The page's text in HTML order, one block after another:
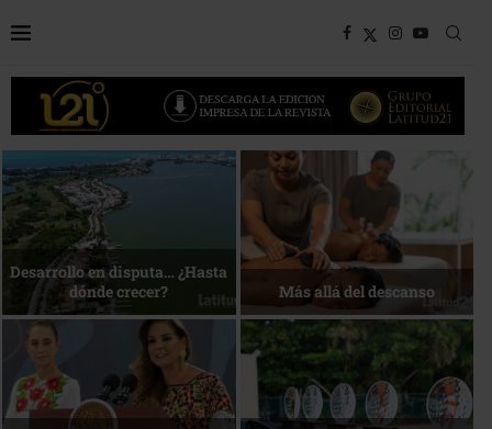
Bottega, un viaje servido a la
mesa
Energía que Impulsa la
competitividad